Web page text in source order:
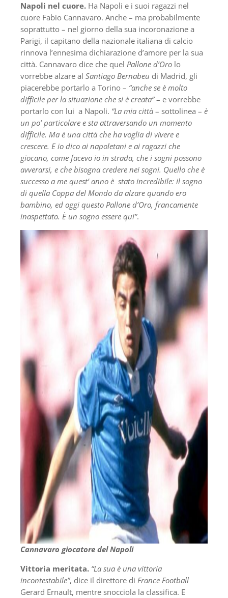
Napoli nel cuore. Ha Napoli e i suoi ragazzi nel
cuore Fabio Cannavaro. Anche – ma probabilmente
soprattutto – nel giorno della sua incoronazione a
Parigi, il capitano della nazionale italiana di calcio
rinnova l’ennesima dichiarazione d’amore per la sua
città. Cannavaro dice che quel Pallone d’Oro lo
vorrebbe alzare al Santiago Bernabeu di Madrid, gli
piacerebbe portarlo a Torino – “anche se è molto
difficile per la situazione che si è creata”– e vorrebbe
portarlo con lui a Napoli. “La mia città – sottolinea – è
un po’ particolare e sta attraversando un momento
difficile. Ma è una città che ha voglia di vivere e
crescere. E io dico ai napoletani e ai ragazzi che
giocano, come facevo io in strada, che i sogni possono
avverarsi, e che bisogna credere nei sogni. Quello che è
successo a me quest’ anno è stato incredibile: il sogno
di quella Coppa del Mondo da alzare quando ero
bambino, ed oggi questo Pallone d’Oro, francamente
inaspettato. È un sogno essere qui”.
Cannavaro giocatore del Napoli
Vittoria meritata. “La sua è una vittoria
incontestabile”, dice il direttore di France Football
Gerard Ernault, mentre snocciola la classifica. E